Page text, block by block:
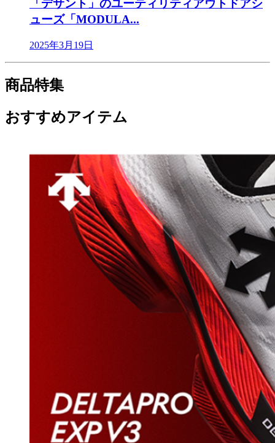
「デサント」のユーティリティアウトドアシ
ューズ「MODULA...
2025年3月19日
商品特集
おすすめアイテム